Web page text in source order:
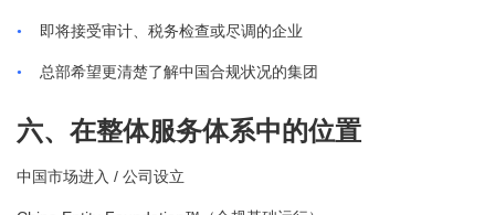
• 即将接受审计、税务检查或尽调的企业
• 总部希望更清楚了解中国合规状况的集团
六、在整体服务体系中的位置
中国市场进入 / 公司设立